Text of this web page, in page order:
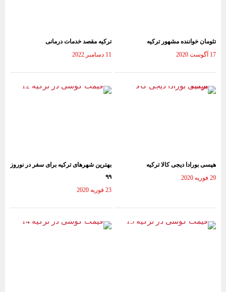
تئومان خواننده مشهور ترکیه
17 آگوست 2020
ترکیه مقصد خدمات درمانی
11 دسامبر 2022
هپسی بورادا دیجی کالا ترکیه
29 فوریه 2020
بهترین شهرهای ترکیه برای سفر در نوروز
۹۹
23 فوریه 2020